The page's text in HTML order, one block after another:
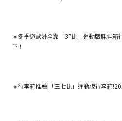
🔸冬季遊歐洲全靠「37比」運動版胖胖箱
下！
🔸行李箱推薦|「三七比」運動版行李箱